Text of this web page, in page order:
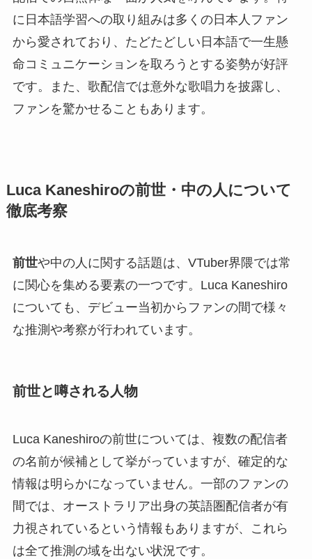
に日本語学習への取り組みは多くの日本人ファン
から愛されており、たどたどしい日本語で一生懸
命コミュニケーションを取ろうとする姿勢が好評
です。また、歌配信では意外な歌唱力を披露し、
ファンを驚かせることもあります。
Luca Kaneshiroの前世・中の人について
徹底考察
前世や中の人に関する話題は、VTuber界隈では常
に関心を集める要素の一つです。Luca Kaneshiro
についても、デビュー当初からファンの間で様々
な推測や考察が行われています。
前世と噂される人物
Luca Kaneshiroの前世については、複数の配信者
の名前が候補として挙がっていますが、確定的な
情報は明らかになっていません。一部のファンの
間では、オーストラリア出身の英語圏配信者が有
力視されているという情報もありますが、これら
は全て推測の域を出ない状況です。